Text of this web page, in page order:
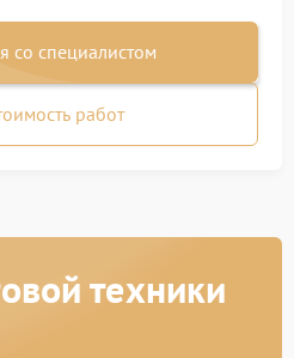
со специалистом
работ
техники